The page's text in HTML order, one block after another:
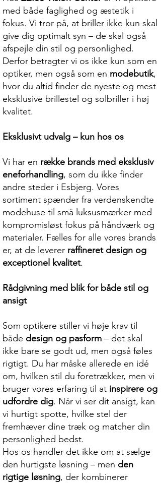
med både faglighed og æstetik i
fokus. Vi tror på, at briller ikke kun skal
give dig optimalt syn – de skal også
afspejle din stil og personlighed.
Derfor betragter vi os ikke kun som en
optiker, men også som en modebutik,
hvor du altid finder de nyeste og mest
eksklusive brillestel og solbriller i høj
kvalitet.
Eksklusivt udvalg – kun hos os
Vi har en række brands med eksklusiv
eneforhandling, som du ikke finder
andre steder i Esbjerg. Vores
sortiment spænder fra verdenskendte
modehuse til små luksusmærker med
kompromisløst fokus på håndværk og
materialer. Fælles for alle vores brands
er, at de leverer raffineret design og
exceptionel kvalitet.
Rådgivning med blik for både stil og
ansigt
Som optikere stiller vi høje krav til
både design og pasform – det skal
ikke bare se godt ud, men også føles
rigtigt. Du har måske allerede en idé
om, hvilken stil du foretrækker, men vi
bruger vores erfaring til at inspirere og
udfordre dig. Når vi ser dit ansigt, kan
vi hurtigt spotte, hvilke stel der
fremhæver dine træk og matcher din
personlighed bedst.
Hos os handler det ikke om at sælge
den hurtigste løsning – men den
rigtige løsning, der kombinerer